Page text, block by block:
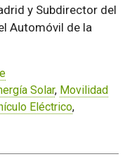
y Subdirector del
Automóvil de la
Solar, Movilidad
Eléctrico,